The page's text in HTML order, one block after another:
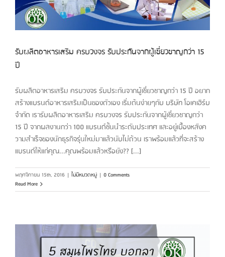
รับผลิตอาหารเสริม ครบวงจร รับประกันจากผู้เชี่ยวชาญกว่า 15
ปี
รับผลิตอาหารเสริม ครบวงจร รับประกันจากผู้เชี่ยวชาญกว่า 15 ปี อยาก
สร้างแบรนด์อาหารเสริมเป็นของตัวเอง เริ่มต้นง่ายๆกับ บริษัท โอเคเฮิร์บ
จำกัด เรารับผลิตอาหารเสริม ครบวงจร รับประกันจากผู้เชี่ยวชาญกว่า
15 ปี จากผลงานกว่า 100 แบรนด์ชั้นนำระดับประเทศ และอยู่เบื้องหลังค
วามสำเร็จของนักธุรกิจรุ่นใหม่มาแล้วนับไม่ถ้วน เราพร้อมแล้วที่จะสร้าง
แบรนด์ให้แก่คุณ...คุณพร้อมแล้วหรือยัง?? [...]
พฤศจิกายน 15th, 2016 | ไม่มีหมวดหมู่ | 0 Comments
Read More